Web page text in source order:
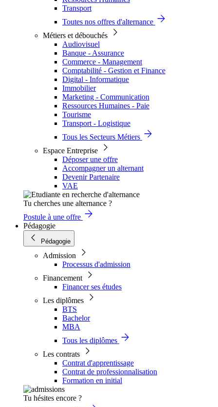
Transport
Toutes nos offres d'alternance
Métiers et débouchés
Audiovisuel
Banque - Assurance
Commerce - Management
Comptabilité - Gestion et Finance
Digital - Informatique
Immobilier
Marketing - Communication
Ressources Humaines - Paie
Tourisme
Transport - Logistique
Tous les Secteurs Métiers
Espace Entreprise
Déposer une offre
Accompagner un alternant
Devenir Partenaire
VAE
Tu cherches une alternance ?
Postule à une offre
Pédagogie
Pédagogie
Admission
Processus d'admission
Financement
Financer ses études
Les diplômes
BTS
Bachelor
MBA
Tous les diplômes
Les contrats
Contrat d'apprentissage
Contrat de professionnalisation
Formation en initial
Tu hésites encore ?